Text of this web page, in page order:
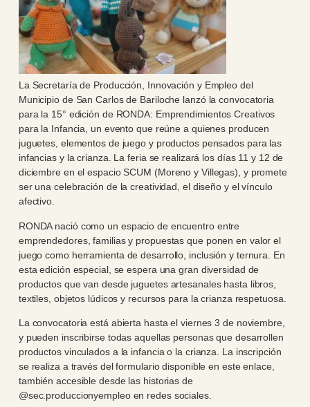
La Secretaría de Producción, Innovación y Empleo del
Municipio de San Carlos de Bariloche lanzó la convocatoria
para la 15° edición de RONDA: Emprendimientos Creativos
para la Infancia, un evento que reúne a quienes producen
juguetes, elementos de juego y productos pensados para las
infancias y la crianza. La feria se realizará los días 11 y 12 de
diciembre en el espacio SCUM (Moreno y Villegas), y promete
ser una celebración de la creatividad, el diseño y el vínculo
afectivo.
RONDA nació como un espacio de encuentro entre
emprendedores, familias y propuestas que ponen en valor el
juego como herramienta de desarrollo, inclusión y ternura. En
esta edición especial, se espera una gran diversidad de
productos que van desde juguetes artesanales hasta libros,
textiles, objetos lúdicos y recursos para la crianza respetuosa.
La convocatoria está abierta hasta el viernes 3 de noviembre,
y pueden inscribirse todas aquellas personas que desarrollen
productos vinculados a la infancia o la crianza. La inscripción
se realiza a través del formulario disponible en este enlace,
también accesible desde las historias de
@sec.produccionyempleo en redes sociales.